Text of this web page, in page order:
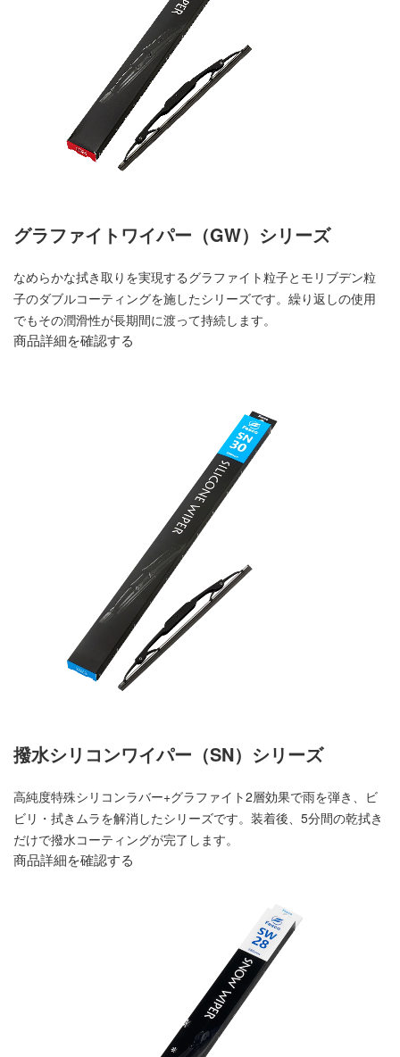
グラファイトワイパー（GW）シリーズ
なめらかな拭き取りを実現するグラファイト粒子とモリブデン粒
子のダブルコーティングを施したシリーズです。繰り返しの使用
でもその潤滑性が長期間に渡って持続します。
商品詳細を確認する
撥水シリコンワイパー（SN）シリーズ
高純度特殊シリコンラバー+グラファイト2層効果で雨を弾き、ビ
ビリ・拭きムラを解消したシリーズです。装着後、5分間の乾拭き
だけで撥水コーティングが完了します。
商品詳細を確認する